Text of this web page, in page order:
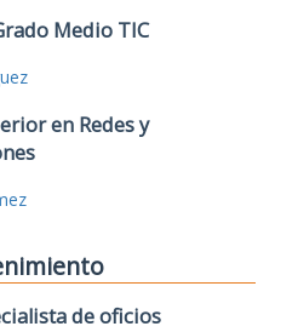
Medio TIC
en Redes y
de oficios